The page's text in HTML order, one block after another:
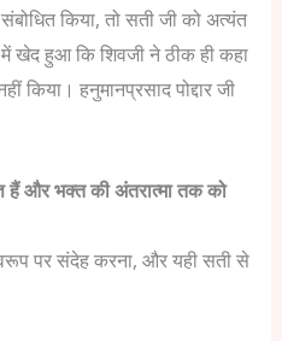
किया, तो सती जी को अत्यंत
हुआ कि शिवजी ने ठीक ही कहा
किया। हनुमानप्रसाद पोद्दार जी
हैं और भक्त की अंतरात्मा तक को
पर संदेह करना, और यही सती से